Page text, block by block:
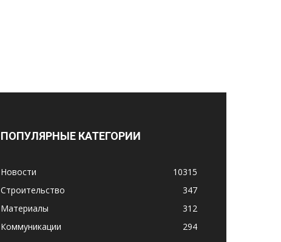
ПОПУЛЯРНЫЕ КАТЕГОРИИ
Новости
10315
Строительство
347
Материалы
312
Коммуникации
294